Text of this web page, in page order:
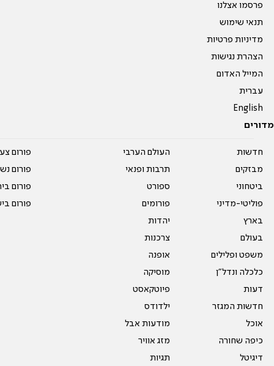
פרסמו אצלנו
תנאי שימוש
מדיניות פרטיות
הצהרת נגישות
המייל האדום
עברית
English
מדורים
חדשות
מבזקים
ביטחוני
פוליטי-מדיני
בארץ
בעולם
משפט ופלילים
כלכלה ונדל"ן
דעות
חדשות המגזר
אוכל
כיפה שחורה
דיגיטל
העולם הערבי
תרבות ופנאי
ספורט
פורומים
יהדות
צרכנות
אופנה
מוסיקה
פיוטקאסט
ילדודס
מודעות אבל
מזג אוויר
תגיות
פורום
פורום
פורום
פורום